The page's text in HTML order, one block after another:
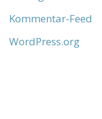
Kommentar-Feed
WordPress.org